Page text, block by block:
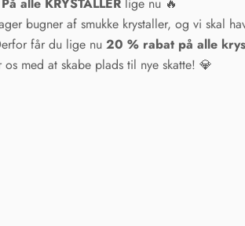
bugner af smukke krystaller, og vi skal
får du lige nu 20 % rabat på alle
med at skabe plads til nye skatte! 💎